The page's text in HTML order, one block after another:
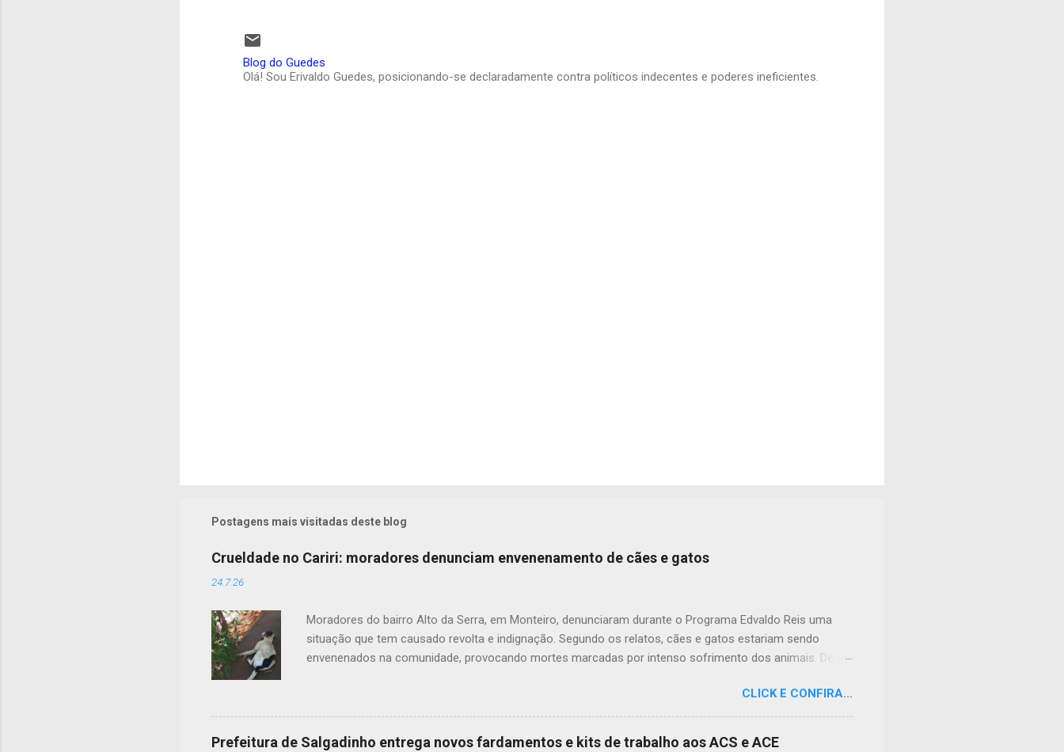
Blog do Guedes
Olá! Sou Erivaldo Guedes, posicionando-se declaradamente contra políticos indecentes e poderes ineficientes.
Postagens mais visitadas deste blog
Crueldade no Cariri: moradores denunciam envenenamento de cães e gatos
24.7.26
Moradores do bairro Alto da Serra, em Monteiro, denunciaram durante o Programa Edvaldo Reis uma
situação que tem causado revolta e indignação. Segundo os relatos, cães e gatos estariam sendo
envenenados na comunidade, provocando mortes marcadas por intenso sofrimento dos animais. De
contou que, na última quarta-feira (22), um cachorro morreu exatamente em frente à sua residência, em
uma cena que comoveu vizinhos e evidenciou a gravidade da situação. Além da dor causada aos
tutores dos animais, o envenenamento representa um risco para toda a comunidade, podendo atingir
CLICK E CONFIRA...
Prefeitura de Salgadinho entrega novos fardamentos e kits de trabalho aos ACS e ACE